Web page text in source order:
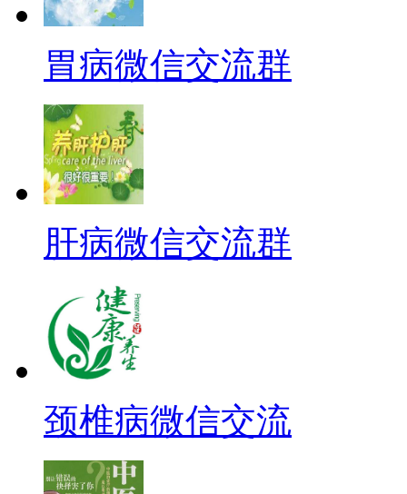
胃病微信交流群
肝病微信交流群
颈椎病微信交流